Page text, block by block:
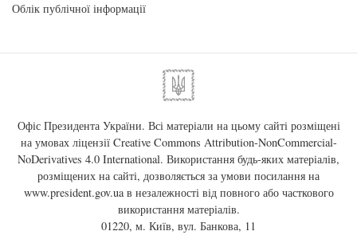
Облік публічної інформації
Офіс Президента України. Всі матеріали на цьому сайті розміщені
на умовах ліцензії Creative Commons Attribution-NonCommercial-
NoDerivatives 4.0 International. Використання будь-яких матеріалів,
розміщених на сайті, дозволяється за умови посилання на
www.president.gov.uaв незалежності від повного або часткового
використання матеріалів.
01220, м. Київ, вул. Банкова, 11